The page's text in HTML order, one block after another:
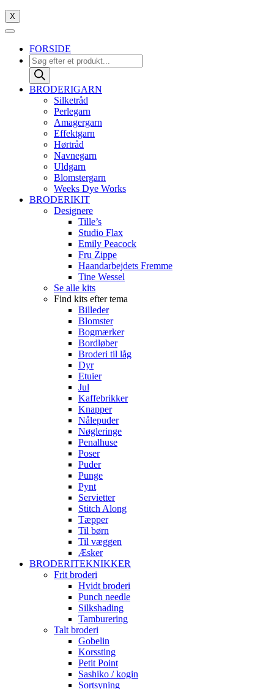
X
FORSIDE
Products
search
BRODERIGARN
Silketråd
Perlegarn
Amagergarn
Effektgarn
Hørtråd
Navnegarn
Uldgarn
Blomstergarn
Weeks Dye Works
BRODERIKIT
Designere
Tille’s
Studio Flax
Emily Peacock
Fru Zippe
Haandarbejdets Fremme
Tine Wessel
Se alle kits
Find kits efter tema
Billeder
Blomster
Bogmærker
Bordløber
Broderi til låg
Dyr
Etuier
Jul
Kaffebrikker
Knapper
Nålepuder
Nøgleringe
Penalhuse
Poser
Puder
Punge
Pynt
Servietter
Stitch Along
Tæpper
Til børn
Til væggen
Æsker
BRODERITEKNIKKER
Frit broderi
Hvidt broderi
Punch needle
Silkshading
Tamburering
Talt broderi
Gobelin
Korssting
Petit Point
Sashiko / kogin
Sortsyning